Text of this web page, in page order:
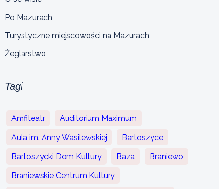
Po Mazurach
Turystyczne miejscowości na Mazurach
Żeglarstwo
Tagi
Amfiteatr Auditorium Maximum
Aula im. Anny Wasilewskiej Bartoszyce
Bartoszycki Dom Kultury Baza Braniewo
Braniewskie Centrum Kultury